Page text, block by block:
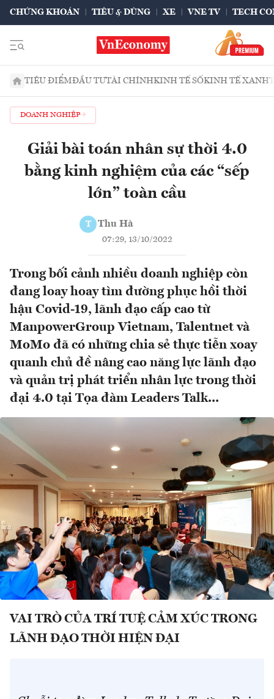
CHỨNG KHOÁN TIÊU & DÙNG XE VNE TV TECH
TIÊU ĐIỂMĐẦU TƯTÀI CHÍNHKINH TẾ SỐKINH TẾ XANH
DOANH NGHIỆP
Giải bài toán nhân sự thời 4.0
bằng kinh nghiệm của các “sếp
lớn” toàn cầu
T Thu Hà
07:29, 13/10/2022
Trong bối cảnh nhiều doanh nghiệp còn
đang loay hoay tìm đường phục hồi thời
hậu Covid-19, lãnh đạo cấp cao từ
ManpowerGroup Vietnam, Talentnet và
MoMo đã có những chia sẻ thực tiễn xoay
quanh chủ đề nâng cao năng lực lãnh đạo
và quản trị phát triển nhân lực trong thời
đại 4.0 tại Tọa đàm Leaders Talk...
VAI TRÒ CỦA TRÍ TUỆ CẢM XÚC TRONG
LÃNH ĐẠO THỜI HIỆN ĐẠI